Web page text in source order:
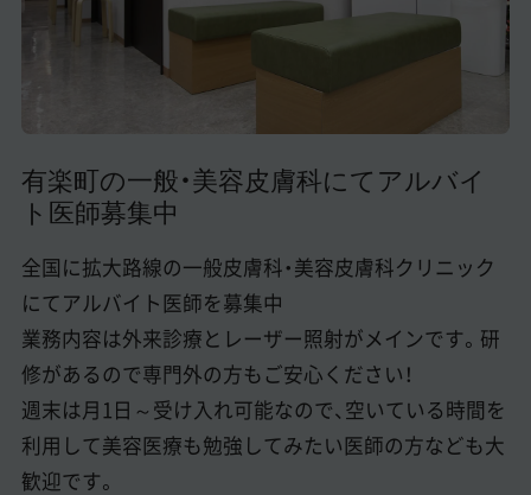
美容クリニックインタビュー
美容医療の転職お役立ち記事
よくあるご質問
有楽町の一般・美容皮膚科にてアルバイ
ト医師募集中
全国に拡大路線の一般皮膚科・美容皮膚科クリニック
にてアルバイト医師を募集中
業務内容は外来診療とレーザー照射がメインです。研
修があるので専門外の方もご安心ください！
週末は月1日～受け入れ可能なので、空いている時間を
利用して美容医療も勉強してみたい医師の方なども大
歓迎です。